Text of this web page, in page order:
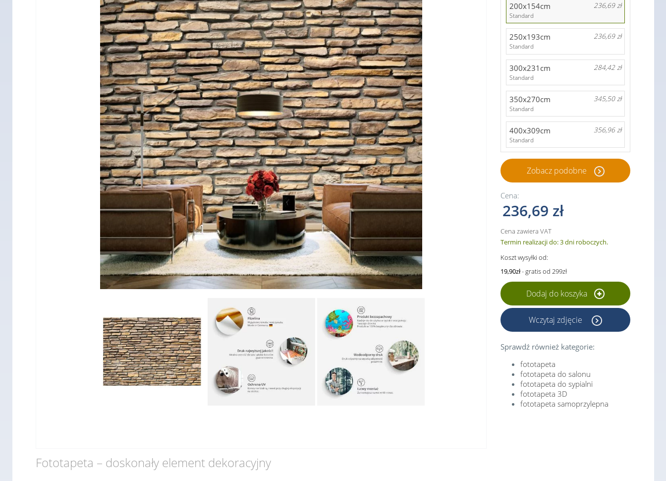
200x154cm 236,69 zł
Standard
250x193cm 236,69 zł
Standard
300x231cm 284,42 zł
Standard
350x270cm 345,50 zł
Standard
400x309cm 356,96 zł
Standard
Zobacz podobne
Cena:
236,69 zł
Cena zawiera VAT
Termin realizacji do: 3 dni roboczych.
Koszt wysyłki od:
19,90zł- gratis od 299zł
Dodaj do koszyka
Wczytaj zdjęcie
Sprawdź również kategorie:
fototapeta
fototapeta do salonu
fototapeta do sypialni
fototapeta 3D
fototapeta samoprzylepna
Fototapeta – doskonały element dekoracyjny